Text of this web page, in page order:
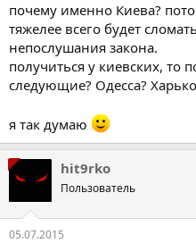
почему именно Киева?
тяжелее всего будет
непослушания закона.
получиться у киевских, то
следующие? Одесса?
я так думаю
hit9rko
Пользователь
05.07.2015